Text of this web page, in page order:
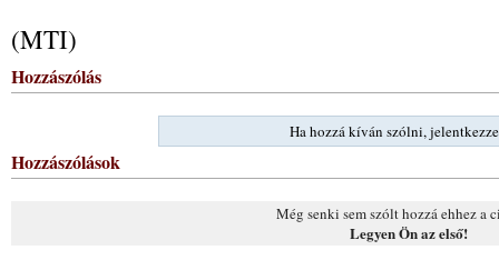
(MTI)
Hozzászólás
Ha hozzá kíván szólni,
Hozzászólások
Még senki sem szólt hozzá ehhez a
Legyen Ön az első!